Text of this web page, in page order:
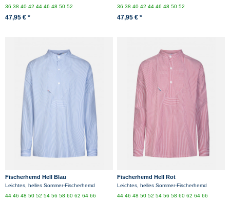
363840424446485052
47,95 € *
363840424446485052
47,95 € *
Fischerhemd Hell Blau
Leichtes, helles Sommer-Fischerhemd
444648505254565860626466
Fischerhemd Hell Rot
Leichtes, helles Sommer-Fischerhemd
444648505254565860626466